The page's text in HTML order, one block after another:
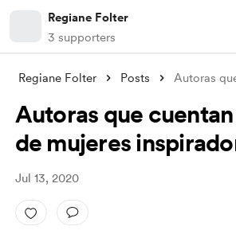
Regiane Folter
3 supporters
Regiane Folter Posts
Autoras que
de mujeres
Jul 13, 2020